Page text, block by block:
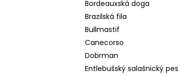
Bordeauxská doga
Brazilská fila
Bullmastif
Canecorso
Dobrman
Entlebušský salašnický pes